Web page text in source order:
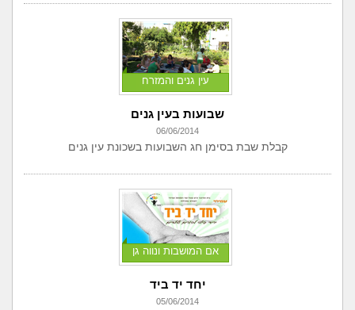
עין גנים והמזרח
שבועות בעין גנים
06/06/2014
קבלת שבת בסימן חג השבועות בשכונת עין גנים
אם המושבות ונווה גן
יחד יד ביד
05/06/2014